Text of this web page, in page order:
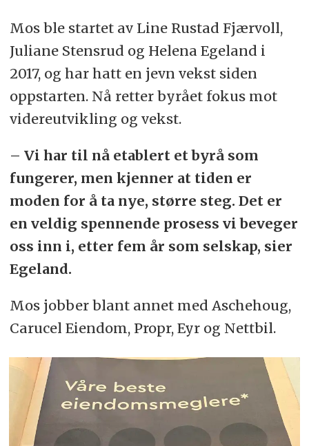
Mos ble startet av Line Rustad Fjærvoll,
Juliane Stensrud og Helena Egeland i
2017, og har hatt en jevn vekst siden
oppstarten. Nå retter byrået fokus mot
videreutvikling og vekst.
– Vi har til nå etablert et byrå som
fungerer, men kjenner at tiden er
moden for å ta nye, større steg. Det er
en veldig spennende prosess vi beveger
oss inn i, etter fem år som selskap, sier
Egeland.
Mos jobber blant annet med Aschehoug,
Carucel Eiendom, Propr, Eyr og Nettbil.